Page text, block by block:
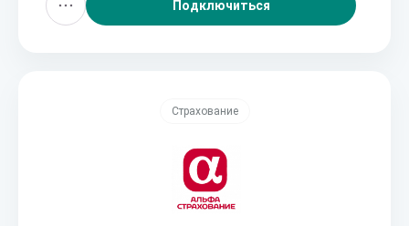
Подключиться
Страхование